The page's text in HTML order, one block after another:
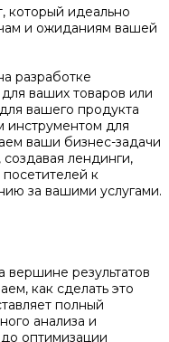
который идеально
и ожиданиям вашей
разработке
ваших товаров или
вашего продукта
инструментом для
ваши бизнес-задачи
лендинги,
к
за вашими услугами.
вершине результатов
как сделать это
полный
анализа и
оптимизации